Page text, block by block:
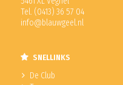
Tel. (0413) 36 57 04
info@blauwgeel.nl
SNELLINKS
De Club